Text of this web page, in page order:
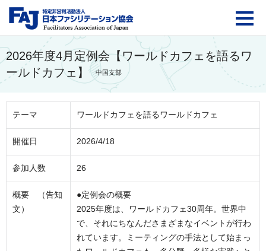
FAJ：特定非営利活動
2026年度4月定例会【ワールドカフェを語るワ
ールドカフェ】
中国支部
テーマ ワールドカフェを語るワールドカフェ
開催日 2026/4/18
参加人数 26
概要 （告知
文）
●定例会の概要
2025年度は、ワールドカフェ30周年。世界中
で、それにちなんださまざまなイベントが行わ
れています。ミーティングの手法として始まっ